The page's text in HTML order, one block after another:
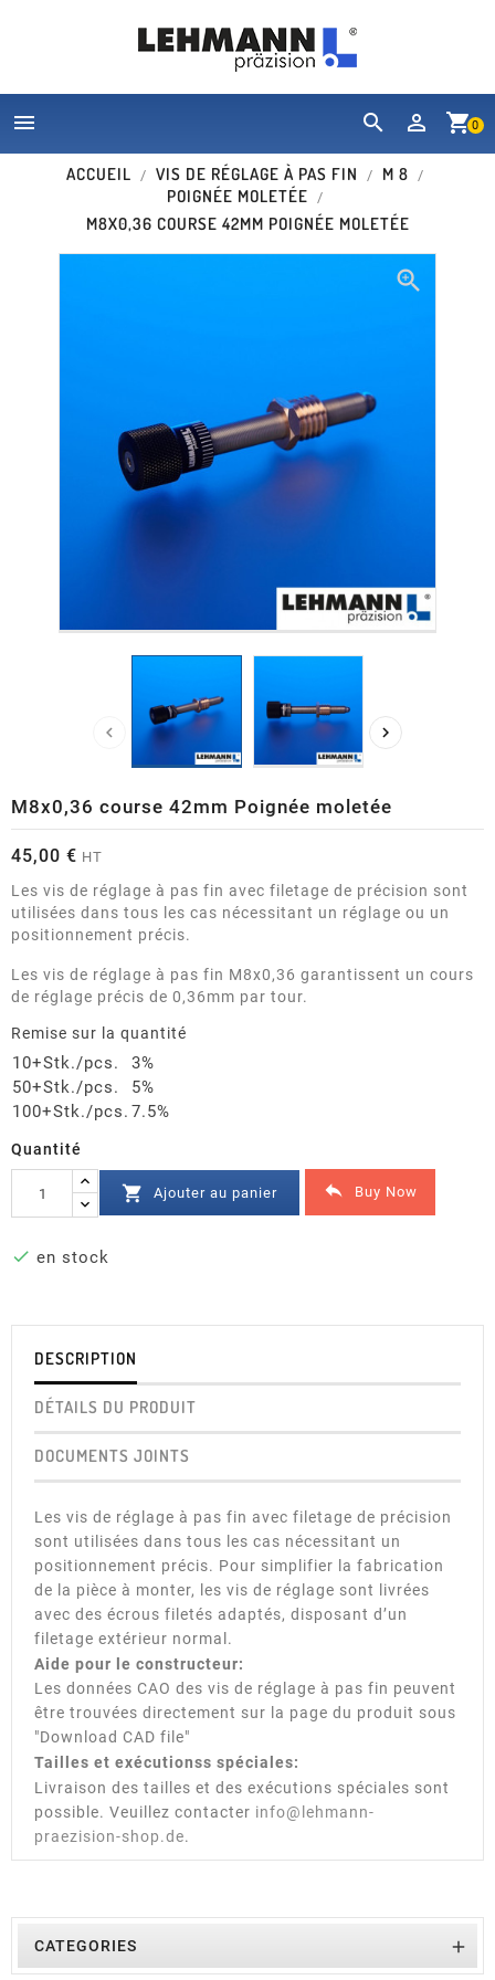
shopping_cart0
 
ACCUEIL VIS DE RÉGLAGE À PAS FIN
M 8
POIGNÉE MOLETÉE
M8X0,36 COURSE 42MM POIGNÉE MOLETÉE

 
M8x0,36 course 42mm Poignée moletée
45,00 € HT
Les vis de réglage à pas fin avec filetage de précision sont
utilisées dans tous les cas nécessitant un réglage ou un
positionnement précis.
Les vis de réglage à pas fin M8x0,36 garantissent un cours
de réglage précis de 0,36mm par tour.
Remise sur la quantité
10+Stk./pcs.
3%
50+Stk./pcs.
5%
100+Stk./pcs. 7.5%
Quantité
 Ajouter au panier  Buy Now
 en stock
DESCRIPTION
DÉTAILS DU PRODUIT
DOCUMENTS JOINTS
Les vis de réglage à pas fin avec filetage de précision
sont utilisées dans tous les cas nécessitant un
positionnement précis. Pour simplifier la fabrication
de la pièce à monter, les vis de réglage sont livrées
avec des écrous filetés adaptés, disposant d’un
filetage extérieur normal.
Aide pour le constructeur:
Les données CAO des vis de réglage à pas fin peuvent
être trouvées directement sur la page du produit sous
"Download CAD file"
Tailles et exécutionss spéciales:
Livraison des tailles et des exécutions spéciales sont
possible. Veuillez contacter info@lehmann-
praezision-shop.de.
CATEGORIES 